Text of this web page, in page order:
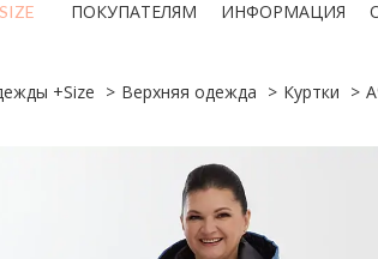
ПОКУПАТЕЛЯМ ИНФОРМАЦИЯ
+Size Верхняя одежда Куртки